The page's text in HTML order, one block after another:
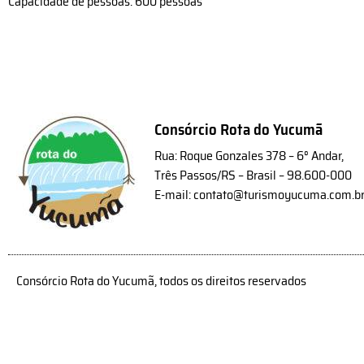
Consórcio Rota do Yucumã
Rua: Roque Gonzales 378 – 6° Andar,
Três Passos/RS – Brasil – 98.600-000
E-mail:
Consórcio Rota do Yucumã, todos os direitos reservados